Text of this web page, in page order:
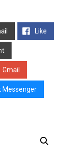
Like
Gmail
Messenger